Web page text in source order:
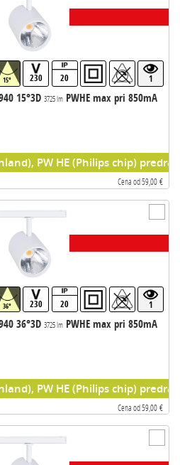
15° 230 20 1
15°3D 3725 lmPWHE max pri 850mA
PW HE (Philips chip)
Cena od 59,00 €
36° 230 20 1
36°3D 3725 lmPWHE max pri 850mA
PW HE (Philips chip)
Cena od 59,00 €